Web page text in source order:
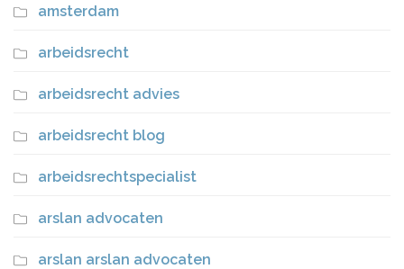
amsterdam
arbeidsrecht
arbeidsrecht advies
arbeidsrecht blog
arbeidsrechtspecialist
arslan advocaten
arslan arslan advocaten